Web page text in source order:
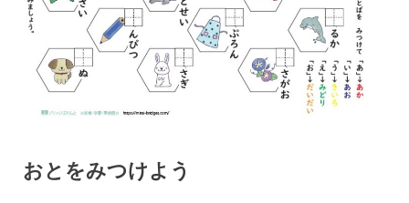
おとをみつけよう